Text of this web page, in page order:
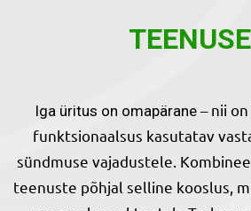
Iga üritus on omapärane –nii on
funktsionaalsus kasutatav
sündmuse vajadustele.
teenuste põhjal selline kooslus,